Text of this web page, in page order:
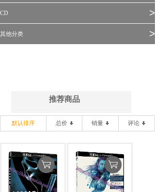
CD >
其他分类 >
推荐商品
默认排序 总价 销量 评论